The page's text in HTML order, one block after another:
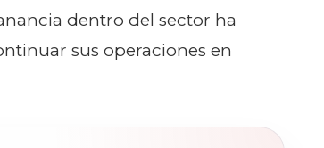
dentro del sector ha
sus operaciones en